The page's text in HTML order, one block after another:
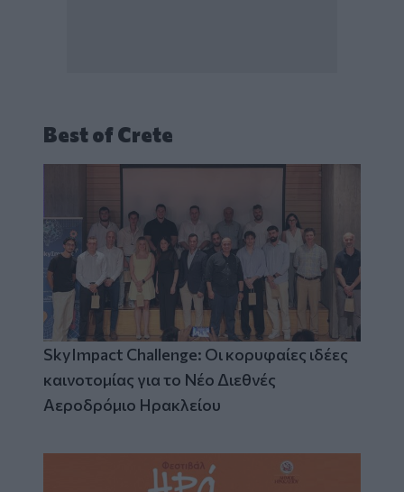
Best of Crete
SkyImpact Challenge: Οι κορυφαίες ιδέες
καινοτομίας για το Νέο Διεθνές
Αεροδρόμιο Ηρακλείου